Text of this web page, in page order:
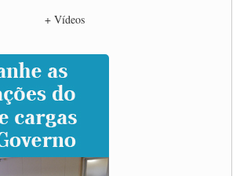
e cobram diálogo com Lula
participam de debate sobre saúde nas
global para transporte rodoviário de cargas na
transporte de Cargas e Caminhoneiros Autonomos
EM APOIO A CLASSE TRABALHADORA
2022
+ Vídeos